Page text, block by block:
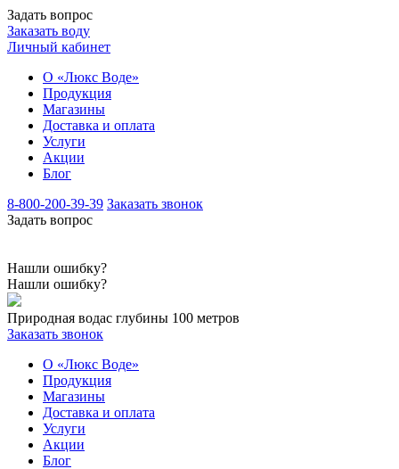
Задать вопрос
Заказать воду
Личный кабинет
О «Люкс Воде»
Продукция
Магазины
Доставка и оплата
Услуги
Акции
Блог
8-800-200-39-39 Заказать звонок
Задать вопрос
Нашли ошибку?
Нашли ошибку?
Природная водас глубины 100 метров
Заказать звонок
О «Люкс Воде»
Продукция
Магазины
Доставка и оплата
Услуги
Акции
Блог